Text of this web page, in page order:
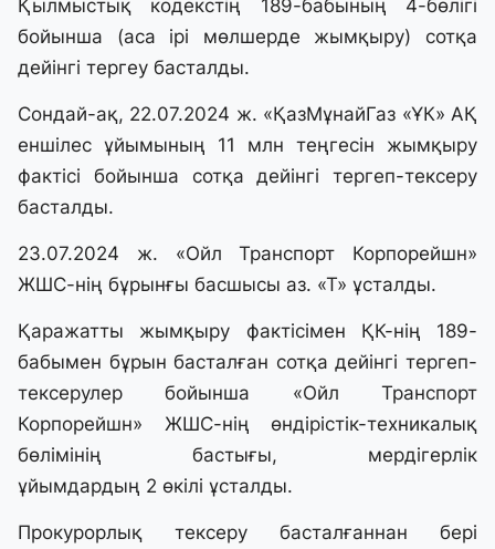
Қылмыстық кодекстің 189-бабының 4-бөлігі
бойынша (аса ірі мөлшерде жымқыру) сотқа
дейінгі тергеу басталды.
Сондай-ақ, 22.07.2024 ж. «ҚазМұнайГаз «ҰК» АҚ
еншілес ұйымының 11 млн теңгесін жымқыру
фактісі бойынша сотқа дейінгі тергеп-тексеру
басталды.
23.07.2024 ж. «Ойл Транспорт Корпорейшн»
ЖШС-нің бұрынғы басшысы аз. «Т» ұсталды.
Қаражатты жымқыру фактісімен ҚК-нің 189-
бабымен бұрын басталған сотқа дейінгі тергеп-
тексерулер бойынша «Ойл Транспорт
Корпорейшн» ЖШС-нің өндірістік-техникалық
бөлімінің бастығы, мердігерлік
ұйымдардың 2 өкілі ұсталды.
Прокурорлық тексеру басталғаннан бері